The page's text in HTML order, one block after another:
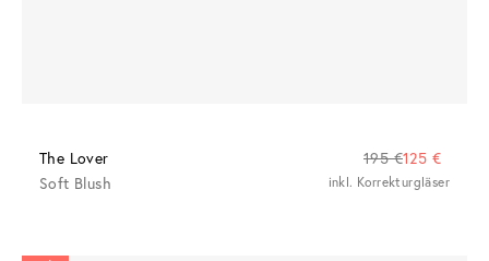
The Lover 195 €125 €
Soft Blush
inkl. Korrekturgläser